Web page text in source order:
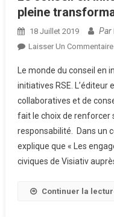
pleine
18 Juillet 2019 Par
Laisser Un Commentaire
:
Le monde du conseil en
initiatives RSE.
collaboratives et de
fait le choix de renforcer
responsabilité. Dans un
explique que « Les
civiques de Visiativ
Continuer la